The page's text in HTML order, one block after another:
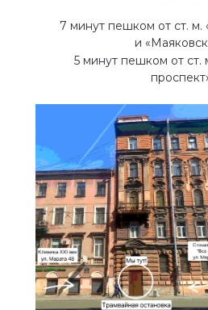
5 минут пешком от ст.
7 минут пешком от ст. м.
и